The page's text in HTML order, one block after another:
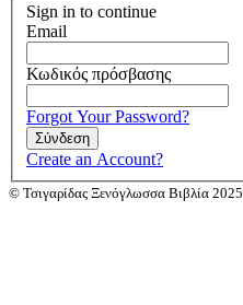
Sign in to continue
Email
Κωδικός πρόσβασης
Forgot Your Password?
Σύνδεση
Create an Account?
© Τσιγαρίδας Ξενόγλωσσα Βιβλία 2025